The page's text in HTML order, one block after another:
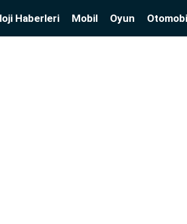
Haberleri Mobil Oyun